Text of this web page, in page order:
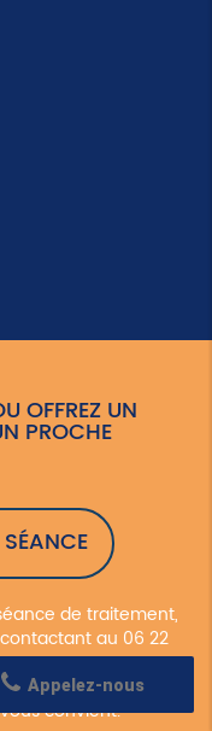
OFFREZ UN
PROCHE
SÉANCE
de traitement,
au 06 22
convient.
Appelez-nous